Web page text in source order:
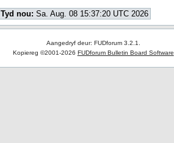
Tyd nou: Sa. Aug. 08 15:37:20 UTC 2026
Aangedryf deur: FUDforum 3.2.1.
Kopiereg ©2001-2026 FUDforum Bulletin Board Software